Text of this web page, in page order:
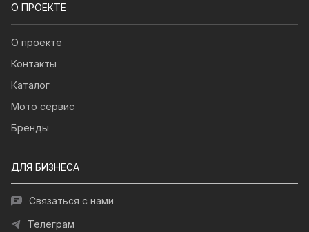
О ПРОЕКТЕ
О проекте
Контакты
Каталог
Мото сервис
Бренды
ДЛЯ БИЗНЕСА
Связаться с нами
Телеграм